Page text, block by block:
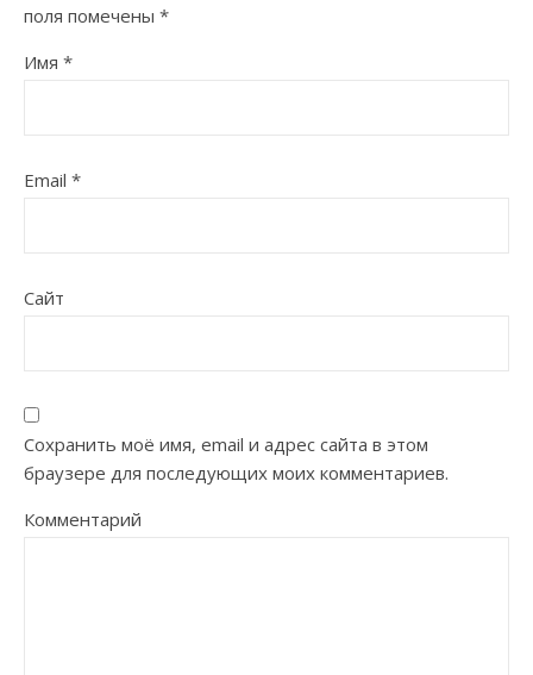
поля помечены *
Имя *
Email *
Сайт
Сохранить моё имя, email и адрес сайта в этом
браузере для последующих моих комментариев.
Комментарий